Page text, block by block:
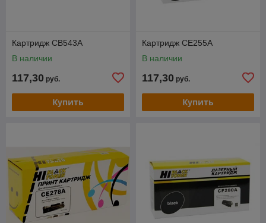
Картридж CB543A
В наличии
117,30 руб.
Купить
Картридж CE255A
В наличии
117,30 руб.
Купить